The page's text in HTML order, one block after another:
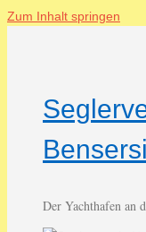
Zum Inhalt springen
Der Yachthafen an